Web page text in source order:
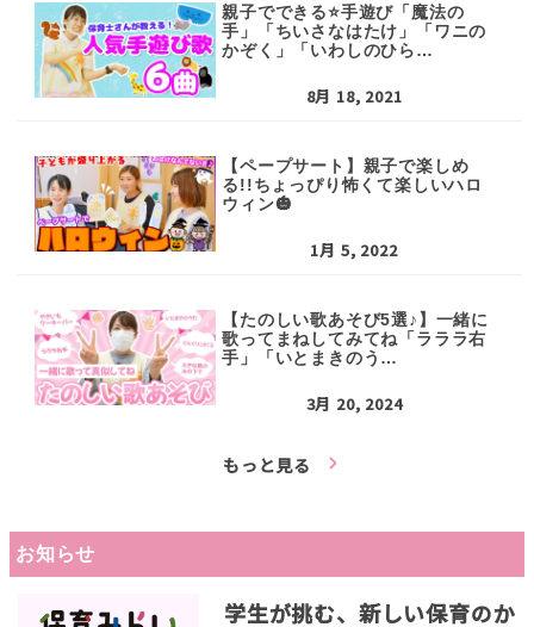
親子でできる⭐手遊び「魔法の
手」「ちいさなはたけ」「ワニの
かぞく」「いわしのひら…
8月 18, 2021
【ペープサート】親子で楽しめ
る!!ちょっぴり怖くて楽しいハロ
ウィン🎃
1月 5, 2022
【たのしい歌あそび5選♪】一緒に
歌ってまねしてみてね「ラララ右
手」「いとまきのう…
3月 20, 2024
もっと見る
お知らせ
学生が挑む、新しい保育のか